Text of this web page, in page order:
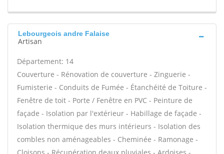
Lebourgeois andre Falaise
Artisan
Département: 14
Couverture - Rénovation de couverture - Zinguerie -
Fumisterie - Conduits de Fumée - Étanchéité de Toiture -
Fenêtre de toit - Porte / Fenêtre en PVC - Peinture de
façade - Isolation par l'extérieur - Habillage de façade -
Isolation thermique des murs intérieurs - Isolation des
combles non aménageables - Cheminée - Ramonage -